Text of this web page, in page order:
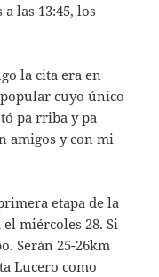
las 13:45, los
la cita era en
cuyo único
pa rriba y pa
amigos y con mi
etapa de la
miércoles 28. Si
Serán 25-26km
Lucero como